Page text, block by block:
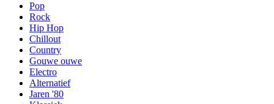
Pop
Rock
Hip Hop
Chillout
Country
Gouwe ouwe
Electro
Alternatief
Jaren '80